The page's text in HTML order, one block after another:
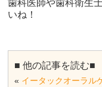
歯科医師や歯科衛生
いね！
■ 他の記事を読む■
« イータックオーラル